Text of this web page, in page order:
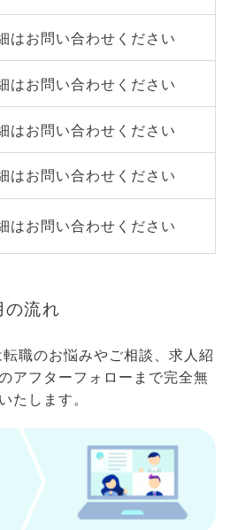
はお問い合わせください
はお問い合わせください
はお問い合わせください
はお問い合わせください
はお問い合わせください
の流れ
職のお悩みやご相談、求人紹
アフターフォローまで完全無
たします。